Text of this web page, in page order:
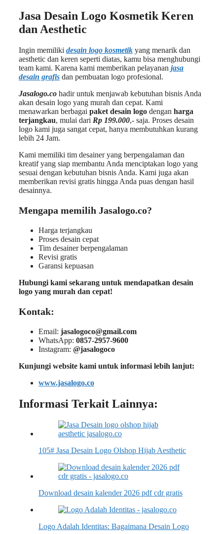
Jasa Desain Logo Kosmetik Keren
dan Aesthetic
Ingin memiliki desain logo kosmetik yang menarik dan
aesthetic dan keren seperti diatas, kamu bisa menghubungi
team kami. Karena kami memberikan pelayanan jasa
desain grafis dan pembuatan logo profesional.
Jasalogo.co hadir untuk menjawab kebutuhan bisnis Anda
akan desain logo yang murah dan cepat. Kami
menawarkan berbagai paket desain logo dengan harga
terjangkau, mulai dari Rp 199.000,- saja. Proses desain
logo kami juga sangat cepat, hanya membutuhkan kurang
lebih 24 Jam.
Kami memiliki tim desainer yang berpengalaman dan
kreatif yang siap membantu Anda menciptakan logo yang
sesuai dengan kebutuhan bisnis Anda. Kami juga akan
memberikan revisi gratis hingga Anda puas dengan hasil
desainnya.
Mengapa memilih Jasalogo.co?
Harga terjangkau
Proses desain cepat
Tim desainer berpengalaman
Revisi gratis
Garansi kepuasan
Hubungi kami sekarang untuk mendapatkan desain
logo yang murah dan cepat!
Kontak:
Email: jasalogoco@gmail.com
WhatsApp: 0857-2957-9600
Instagram: @jasalogoco
Kunjungi website kami untuk informasi lebih lanjut:
www.jasalogo.co
Informasi Terkait Lainnya:
105# Jasa Desain Logo Olshop Hijab Aesthetic
Download desain kalender 2026 pdf cdr gratis
Logo Adalah Identitas: Bagaimana Desain Logo